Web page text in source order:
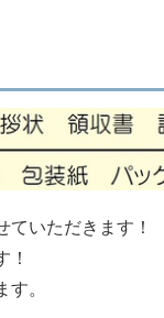
いただきます！
！
。